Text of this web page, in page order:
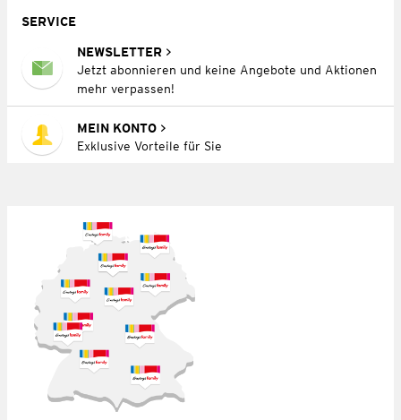
SERVICE
NEWSLETTER
Jetzt abonnieren und keine Angebote und Aktionen
mehr verpassen!
MEIN KONTO
Exklusive Vorteile für Sie